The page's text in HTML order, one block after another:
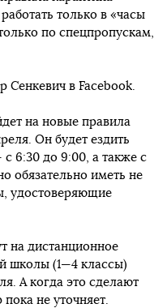
только в «часы
по спецпропускам,
Сенкевич в Facebook.
на новые правила
Он будет ездить
6:30 до 9:00, а также с
обязательно иметь не
удостоверяющие
на дистанционное
школы (1—4 классы)
А когда это сделают
не уточняет.